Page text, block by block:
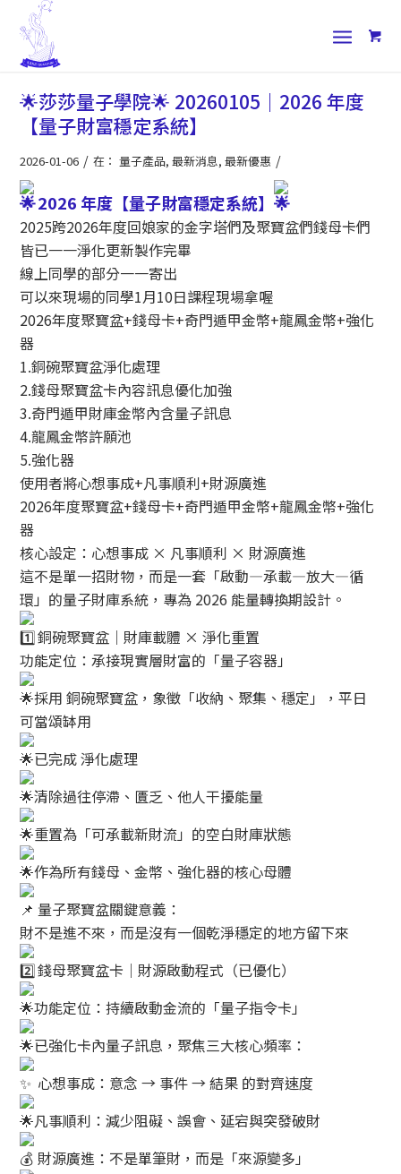
🌟莎莎量子學院🌟 20260105｜2026 年度
【量子財富穩定系統】
2026-01-06 / 在：量子產品,最新消息,最新優惠 /
2026 年度【量子財富穩定系統】
2025跨2026年度回娘家的金字塔們及聚寶盆們錢母卡們
皆已一一淨化更新製作完畢
線上同學的部分一一寄出
可以來現場的同學1月10日課程現場拿喔
2026年度聚寶盆+錢母卡+奇門遁甲金幣+龍鳳金幣+強化
器
1.銅碗聚寶盆淨化處理
2.錢母聚寶盆卡內容訊息優化加強
3.奇門遁甲財庫金幣內含量子訊息
4.龍鳳金幣許願池
5.強化器
使用者將心想事成+凡事順利+財源廣進
2026年度聚寶盆+錢母卡+奇門遁甲金幣+龍鳳金幣+強化
器
核心設定：心想事成 × 凡事順利 × 財源廣進
這不是單一招財物，而是一套「啟動—承載—放大—循
環」的量子財庫系統，專為 2026 能量轉換期設計。
銅碗聚寶盆｜財庫載體 × 淨化重置
功能定位：承接現實層財富的「量子容器」
採用 銅碗聚寶盆，象徵「收納、聚集、穩定」，平日
可當頌缽用
已完成 淨化處理
清除過往停滯、匱乏、他人干擾能量
重置為「可承載新財流」的空白財庫狀態
作為所有錢母、金幣、強化器的核心母體
量子聚寶盆關鍵意義：
財不是進不來，而是沒有一個乾淨穩定的地方留下來
錢母聚寶盆卡｜財源啟動程式（已優化）
功能定位：持續啟動金流的「量子指令卡」
已強化卡內量子訊息，聚焦三大核心頻率：
心想事成：意念 → 事件 → 結果 的對齊速度
凡事順利：減少阻礙、誤會、延宕與突發破財
財源廣進：不是單筆財，而是「來源變多」